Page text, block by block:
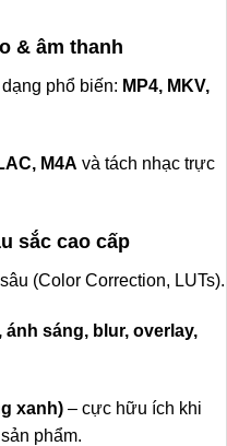
& âm thanh
phổ biến: MP4, MKV,
M4A và tách nhạc trực
sắc cao cấp
(Color Correction, LUTs).
sáng, blur, overlay,
xanh)– cực hữu ích khi
phẩm.